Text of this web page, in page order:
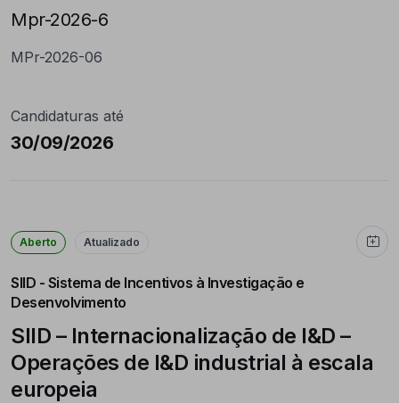
Mpr-2026-6
MPr-2026-06
Candidaturas até
30/09/2026
Aberto Atualizado
SIID - Sistema de Incentivos à Investigação e
Desenvolvimento
SIID – Internacionalização de I&D –
Operações de I&D industrial à escala
europeia